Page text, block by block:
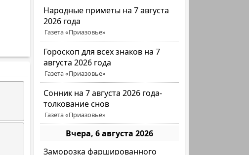
Народные приметы на 7 августа
2026 года
Газета «Приазовье»
Гороскоп для всех знаков на 7
августа 2026 года
Газета «Приазовье»
Сонник на 7 августа 2026 года-
толкование снов
Газета «Приазовье»
Вчера, 6 августа 2026
Заморозка фаршированного